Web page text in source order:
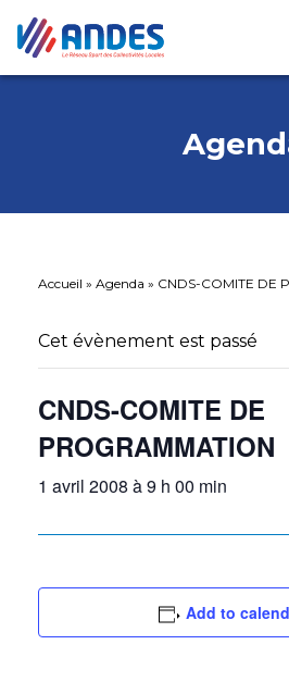
Accueil » Agenda » CNDS-COMITE DE
Cet évènement est passé
CNDS-COMITE DE
PROGRAMMATION
1 avril 2008 à 9 h 00 min
Add to